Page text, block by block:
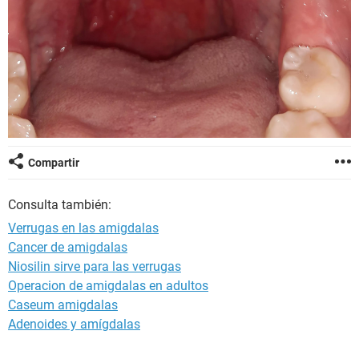
Compartir
Consulta también:
Verrugas en las amigdalas
Cancer de amigdalas
Niosilin sirve para las verrugas
Operacion de amigdalas en adultos
Caseum amigdalas
Adenoides y amígdalas